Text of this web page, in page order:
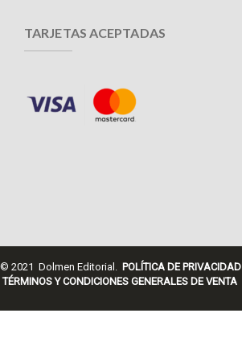
TARJETAS ACEPTADAS
© 2021 Dolmen Editorial. POLÍTICA DE PRIVACIDAD
TÉRMINOS Y CONDICIONES GENERALES DE VENTA